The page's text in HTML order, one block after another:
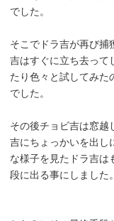
でした。
そこでドラ吉が再び捕
吉はすぐに立ち去って
たり色々と試してみた
でした。
その後チョビ吉は窓越
吉にちょっかいを出し
な様子を見たドラ吉は
段に出る事にしました。